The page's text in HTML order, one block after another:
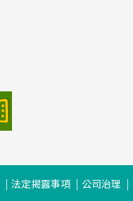
法定揭露事項 公司治理